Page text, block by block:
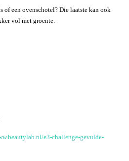
of een ovenschotel? Die laatste kan ook
vol met groente.
e3-challenge-gevulde-